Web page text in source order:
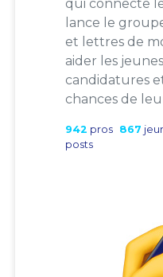
qui connecte
lance le
et lettres de
aider les
candidatures
chances de
942 pros 867
posts